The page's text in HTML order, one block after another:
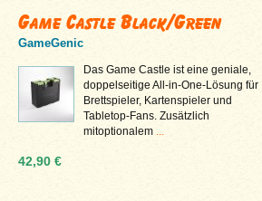
Game Castle Black/Green
GameGenic
Das Game Castle ist eine geniale,
doppelseitige All-in-One-Lösung für
Brettspieler, Kartenspieler und
Tabletop-Fans. Zusätzlich
mitoptionalem ...
42,90 €